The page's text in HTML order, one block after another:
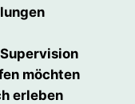
möchten
erleben